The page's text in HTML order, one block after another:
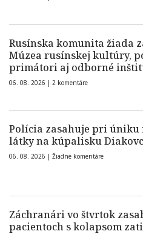
Rusínska komunita žiada
Múzea rusínskej kultúry,
primátori aj odborné
06. 08. 2026 | 2 komentáre
Polícia zasahuje pri úniku
látky na kúpalisku
06. 08. 2026 | Žiadne komentáre
Záchranári vo štvrtok
pacientoch s kolapsom